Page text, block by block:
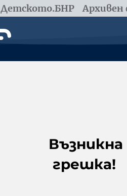
Детското.БНР
Възникна
грешка!